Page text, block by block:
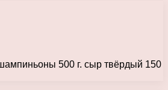
500 г. сыр твёрдый 150